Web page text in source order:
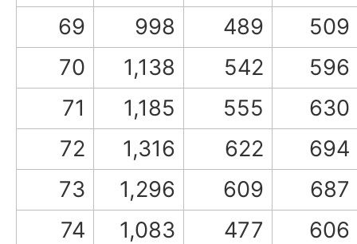
69
998 489
509
70
1,138 542
596
71
1,185 555
630
72
1,316 622
694
73
1,296 609
687
74
1,083 477
606